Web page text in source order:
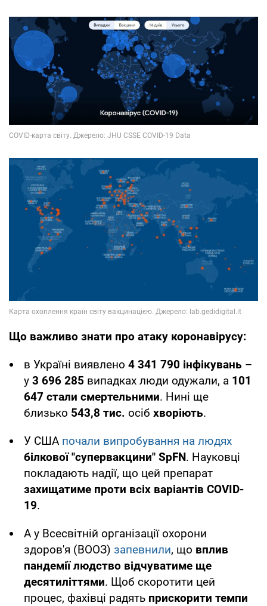
Що важливо знати про атаку коронавірусу:
в Україні виявлено 4 341 790 інфікувань –
у 3 696 285 випадках люди одужали, а 101
647 стали смертельними. Нині ще
близько 543,8 тис. осіб хворіють.
У США почали випробування на людях
білкової "супервакцини" SpFN. Науковці
покладають надії, що цей препарат
захищатиме проти всіх варіантів COVID-
19.
А у Всесвітній організації охорони
здоров'я (ВООЗ) запевнили, що вплив
пандемії людство відчуватиме ще
десятиліттями. Щоб скоротити цей
процес, фахівці радять прискорити темпи